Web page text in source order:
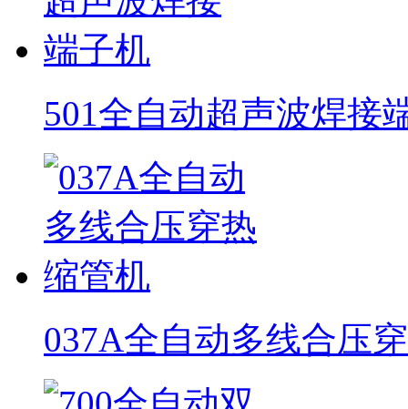
501全自动超声波焊接
037A全自动多线合压